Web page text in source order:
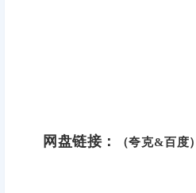
网盘链接： （夸克&百度）